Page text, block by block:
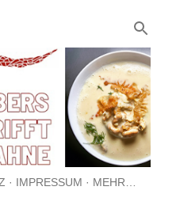
IMPRESSUM MEHR…